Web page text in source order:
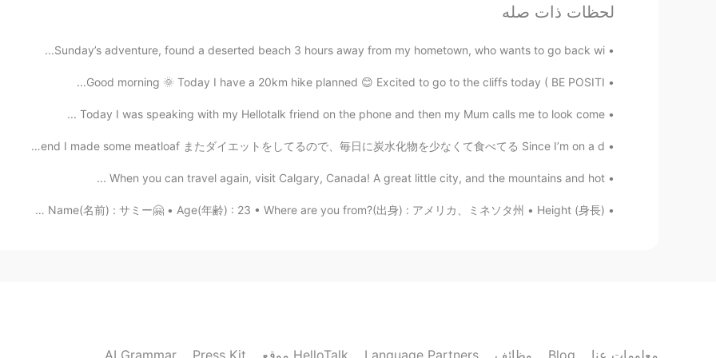
EN
JP
@Mimori
😊
Mimori
2020.10.08 11:00
Adam
2020.10.08 10:31
لحظات ذات صله
Sunday’s adventure, found a deserted beach 3 hours away from my hometown, who wants to go back wi...
Good morning 🌞 Today I have a 20km hike planned 😊 Excited to go to the cliffs today ( BE POSITI...
Today I was speaking with my Hellotalk friend on the phone and then my Mum calls me to look come ...
今週末にミートローフを作った This weekend I made some meatloaf またダイエットをしてるので、毎日に炭水化物を少なくて食べてる Since I’m on a d...
When you can travel again, visit Calgary, Canada! A great little city, and the mountains and hot ...
About me: • Name(名前) : サミー🤗 • Age(年齢) : 23 • Where are you from?(出身) : アメリカ、ミネソタ州 • Height (身長) :...
AI Grammar Press Kit موقع HelloTalk Language Partners وظائف Blog معلومات عنا